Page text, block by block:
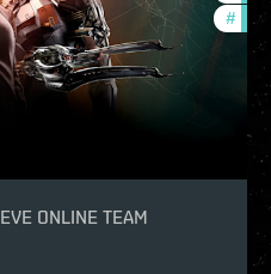
#
EVE ONLINE TEAM